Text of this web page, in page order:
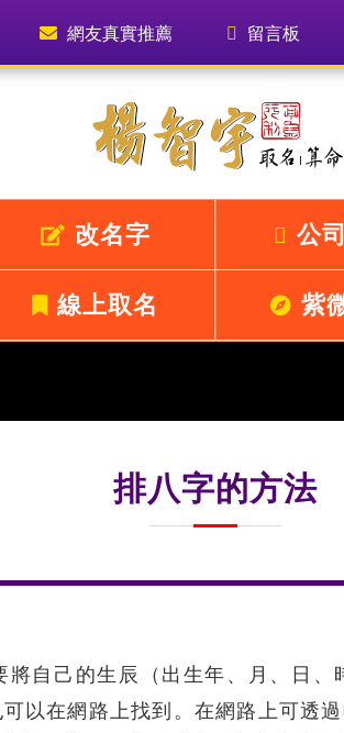
網友真實推薦 留言板
改名字 公
線上取名 紫
排八字的方法
自己的生辰（出生年、月、日
以在網路上找到。在網路上可透